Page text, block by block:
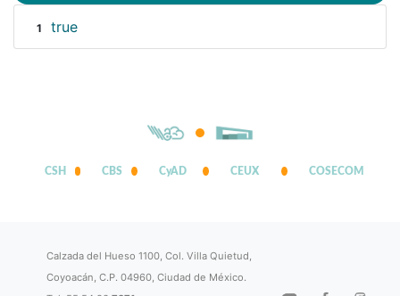
1 true
CSH CBS CyAD CEUX COSECOM
Calzada del Hueso 1100, Col. Villa Quietud,
Coyoacán, C.P. 04960, Ciudad de México.